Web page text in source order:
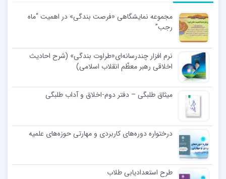
مجموعه نمایشگاهی «فرصت بندگی» در اهمیت “ماه
رجب”
نرم افزار چندرسانه‌ای«طراوت بندگی» (شرح احادیث
اخلاقی رهبر معظّم انقلاب اسلامی)
میثاق طلبگی – دفتر دوم-اخلاق و آداب طلبگی
درختواره دوره‌های کاربردی و مهارتی حوزه‌های علمیه
طرح استعدادیابی طلاب